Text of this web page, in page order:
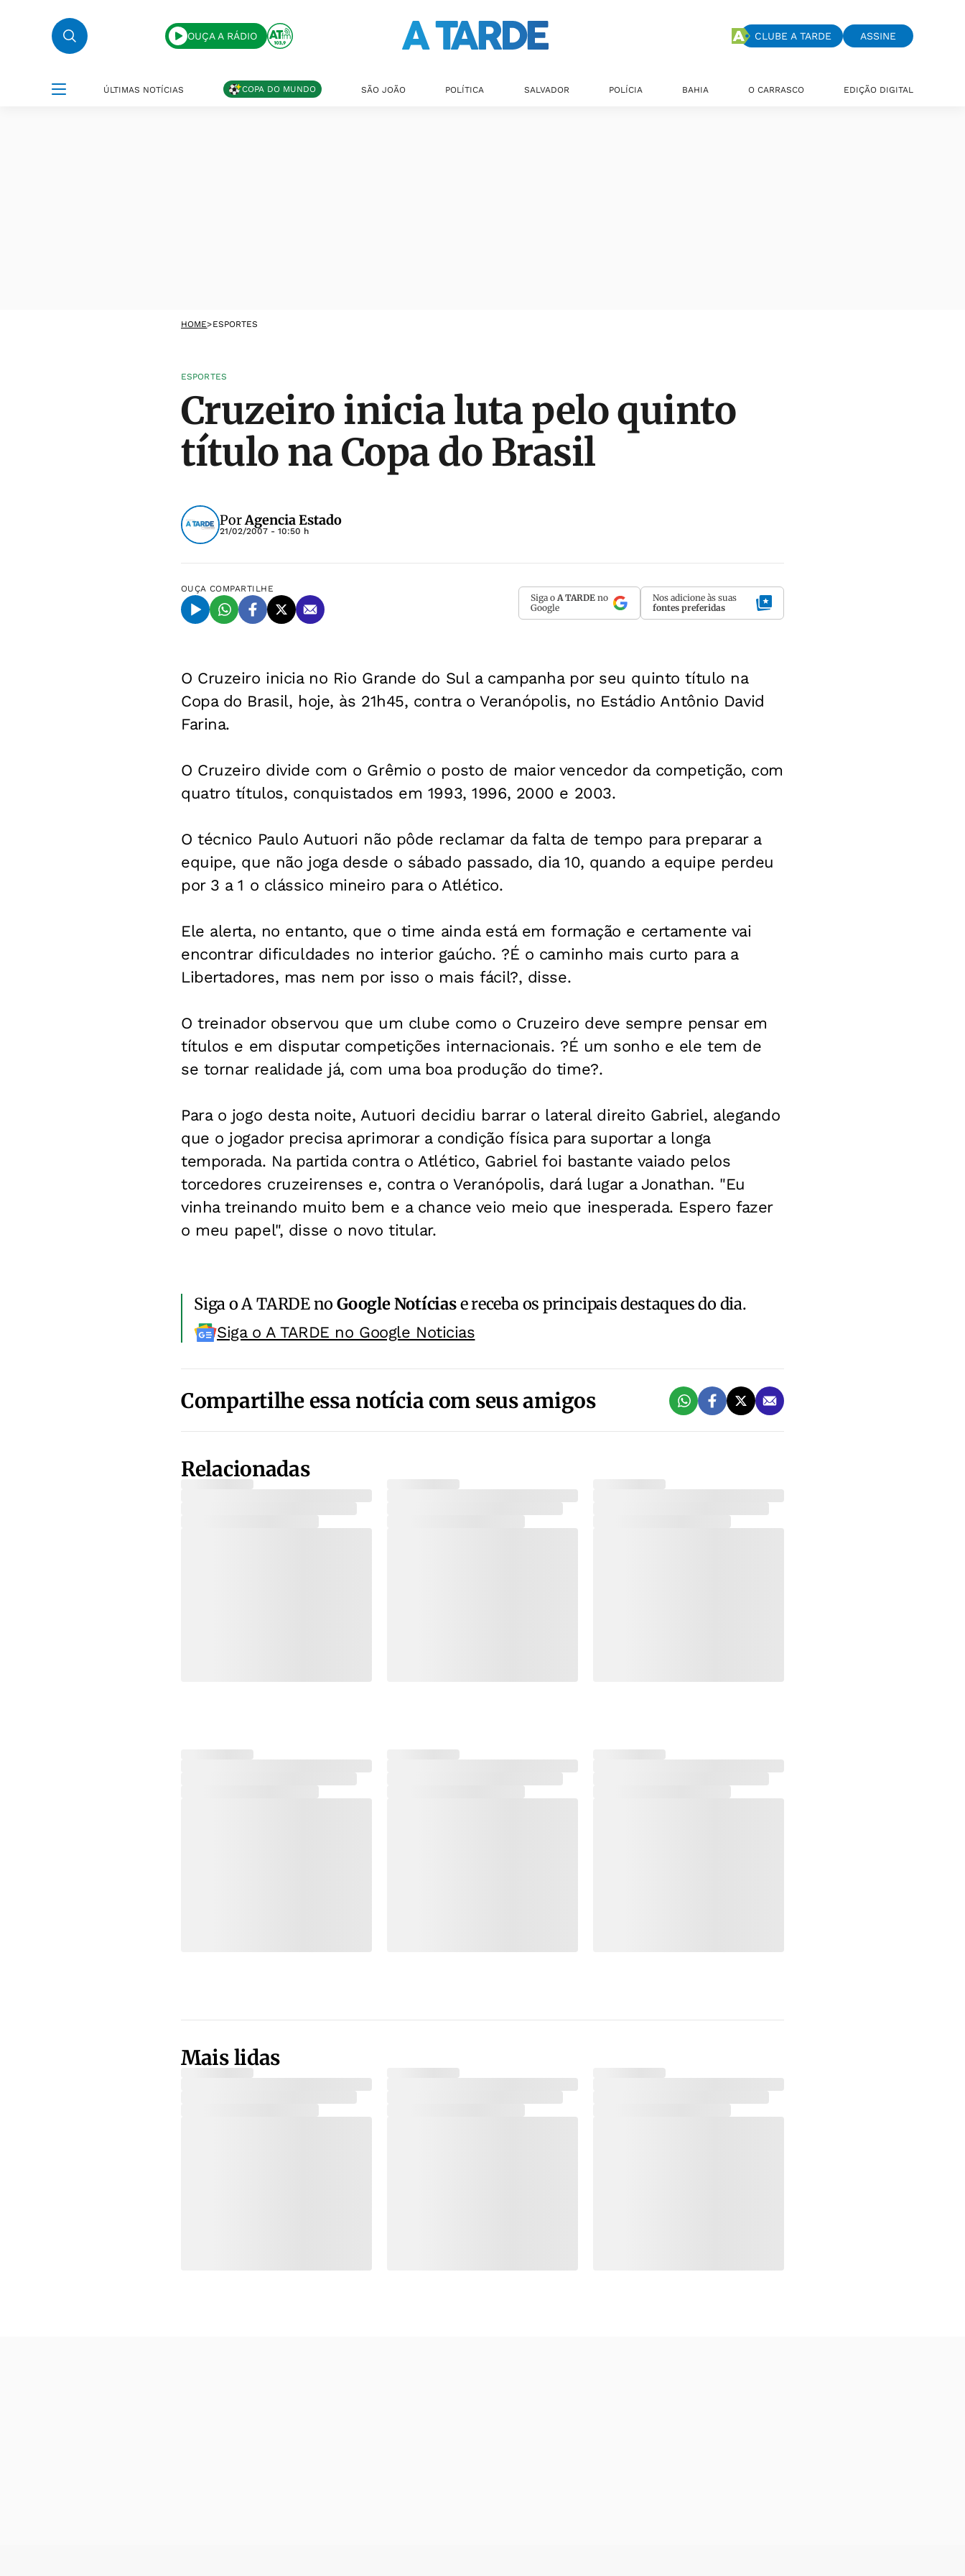
OUÇA A RÁDIO CLUBE A TARDE ASSINE
ÚLTIMAS NOTÍCIAS COPA DO MUNDO SÃO JOÃO POLÍTICA SALVADOR POLÍCIA BAHIA O CARRASCO EDIÇÃO DIGITAL
HOME>ESPORTES
ESPORTES
Cruzeiro inicia luta pelo quinto
título na Copa do Brasil
PorAgencia Estado
21/02/2007 - 10:50 h
OUÇA COMPARTILHE
Siga o A TARDE no
Google
Nos adicione às suas
fontes preferidas
O Cruzeiro inicia no Rio Grande do Sul a campanha por seu quinto título na
Copa do Brasil, hoje, às 21h45, contra o Veranópolis, no Estádio Antônio David
Farina.
O Cruzeiro divide com o Grêmio o posto de maior vencedor da competição, com
quatro títulos, conquistados em 1993, 1996, 2000 e 2003.
O técnico Paulo Autuori não pôde reclamar da falta de tempo para preparar a
equipe, que não joga desde o sábado passado, dia 10, quando a equipe perdeu
por 3 a 1 o clássico mineiro para o Atlético.
Ele alerta, no entanto, que o time ainda está em formação e certamente vai
encontrar dificuldades no interior gaúcho. ?É o caminho mais curto para a
Libertadores, mas nem por isso o mais fácil?, disse.
O treinador observou que um clube como o Cruzeiro deve sempre pensar em
títulos e em disputar competições internacionais. ?É um sonho e ele tem de
se tornar realidade já, com uma boa produção do time?.
Para o jogo desta noite, Autuori decidiu barrar o lateral direito Gabriel, alegando
que o jogador precisa aprimorar a condição física para suportar a longa
temporada. Na partida contra o Atlético, Gabriel foi bastante vaiado pelos
torcedores cruzeirenses e, contra o Veranópolis, dará lugar a Jonathan. "Eu
vinha treinando muito bem e a chance veio meio que inesperada. Espero fazer
o meu papel", disse o novo titular.
Siga o A TARDE noGoogle Notíciase receba os principais destaques do dia.
Siga o A TARDE no Google Noticias
Compartilhe essa notícia com seus amigos
Relacionadas
Mais lidas